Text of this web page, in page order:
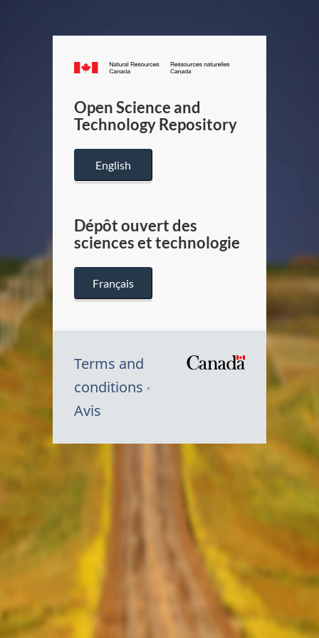
Canada.ca
/
Canada
Open Science and
Technology Repository
English
Dépôt ouvert des
sciences et technologie
Français
Terms and
conditions
Avis
Symbole
Canada